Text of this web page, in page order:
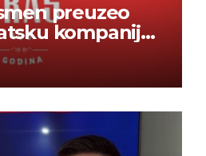
preuzeo
kompaniju i
– Hrvati ne